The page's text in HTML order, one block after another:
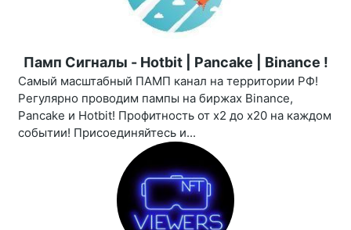
Памп Сигналы - Hotbit | Pancake | Binance !
Самый масштабный ПАМП канал на территории РФ!
Регулярно проводим пампы на биржах Binance,
Pancake и Hotbit! Профитность от х2 до х20 на каждом
событии! Присоединяйтесь и...